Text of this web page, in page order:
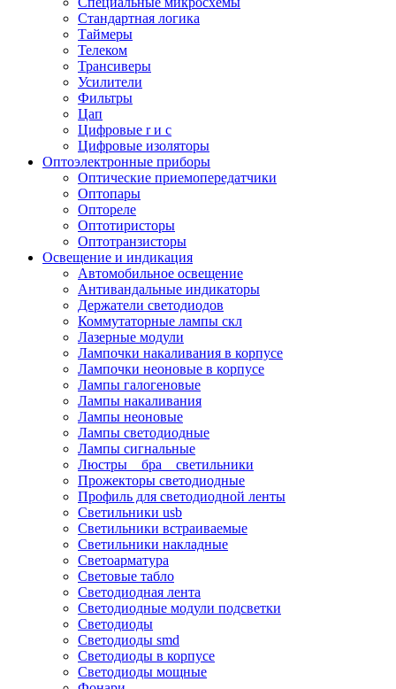
Стандартная логика
Таймеры
Телеком
Трансиверы
Усилители
Фильтры
Цап
Цифровые r и c
Цифровые изоляторы
Оптоэлектронные приборы
Оптические приемопередатчики
Оптопары
Оптореле
Оптотиристоры
Оптотранзисторы
Освещение и индикация
Автомобильное освещение
Антивандальные индикаторы
Держатели светодиодов
Коммутаторные лампы скл
Лазерные модули
Лампочки накаливания в корпусе
Лампочки неоновые в корпусе
Лампы галогеновые
Лампы накаливания
Лампы неоновые
Лампы светодиодные
Лампы сигнальные
Люстры _ бра _ светильники
Прожекторы светодиодные
Профиль для светодиодной ленты
Светильники usb
Светильники встраиваемые
Светильники накладные
Светоарматура
Световые табло
Светодиодная лента
Светодиодные модули подсветки
Светодиоды
Светодиоды smd
Светодиоды в корпусе
Светодиоды мощные